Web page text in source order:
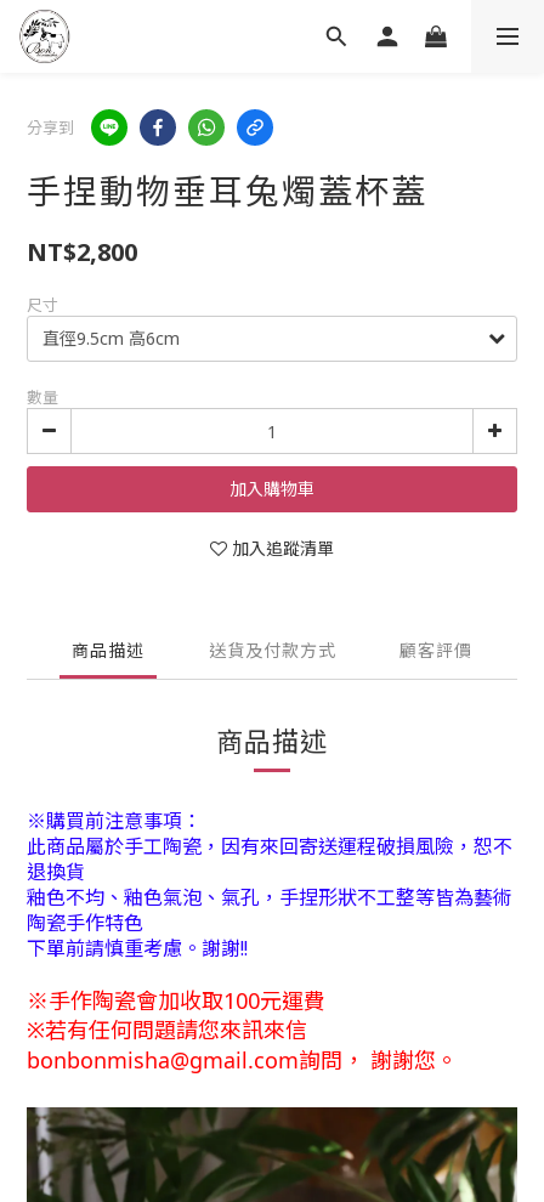
分享到
手捏動物垂耳兔燭蓋杯蓋
NT$2,800
尺寸
數量
加入購物車
加入追蹤清單
商品描述 送貨及付款方式 顧客評價
商品描述
※購買前注意事項：
此商品屬於手工陶瓷，因有來回寄送運程破損風險，恕不
退換貨
釉色不均、釉色氣泡、氣孔，手捏形狀不工整等皆為藝術
陶瓷手作特色
下單前請慎重考慮。謝謝!!
※手作陶瓷會加收取100元運費
※若有任何問題請您來訊來信
bonbonmisha@gmail.com詢問 ， 謝謝您。